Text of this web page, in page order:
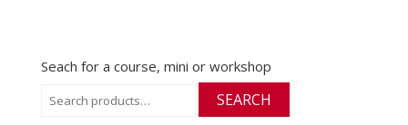
Seach for a course, mini or workshop
for:
SEARCH